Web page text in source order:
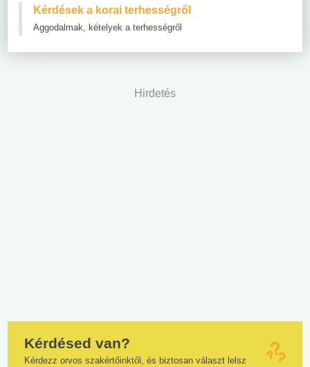
Kérdések a korai terhességről
Aggodalmak, kételyek a terhességről
Hirdetés
Kérdésed van?
Kérdezz orvos szakértőinktől, és biztosan választ lelsz